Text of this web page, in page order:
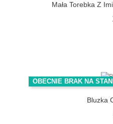
Mała Torebka Z
OBECNIE BRAK NA
Bluzka